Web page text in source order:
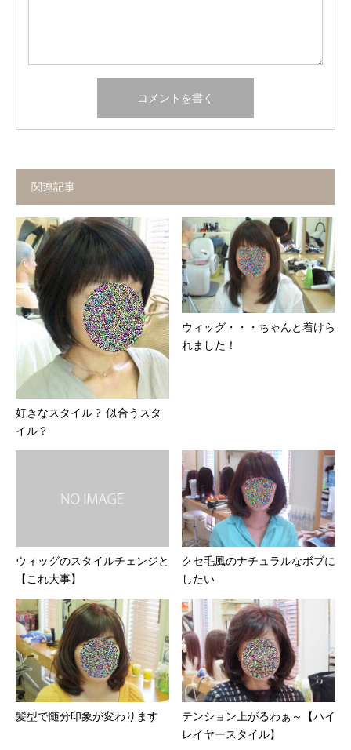
関連記事
好きなスタイル？ 似合うスタ
イル？
ウィッグ・・・ちゃんと着けら
れました！
ウィッグのスタイルチェンジと
【これ大事】
クセ毛風のナチュラルなボブに
したい
髪型で随分印象が変わります
テンション上がるわぁ～【ハイ
レイヤースタイル】